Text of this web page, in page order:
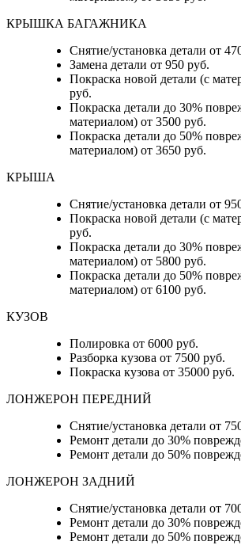
КРЫШКА БАГАЖНИКА
Снятие/установка детали от
Замена детали от 950 руб.
Покраска новой детали (с
руб.
Покраска детали до 30%
материалом) от 3500 руб.
Покраска детали до 50%
материалом) от 3650 руб.
КРЫША
Снятие/установка детали от
Покраска новой детали (с
руб.
Покраска детали до 30%
материалом) от 5800 руб.
Покраска детали до 50%
материалом) от 6100 руб.
КУЗОВ
Полировка от 6000 руб.
Разборка кузова от 7500 руб.
Покраска кузова от 35000 руб.
ЛОНЖЕРОН ПЕРЕДНИЙ
Снятие/установка детали от
Ремонт детали до 30%
Ремонт детали до 50%
ЛОНЖЕРОН ЗАДНИЙ
Снятие/установка детали от
Ремонт детали до 30%
Ремонт детали до 50%